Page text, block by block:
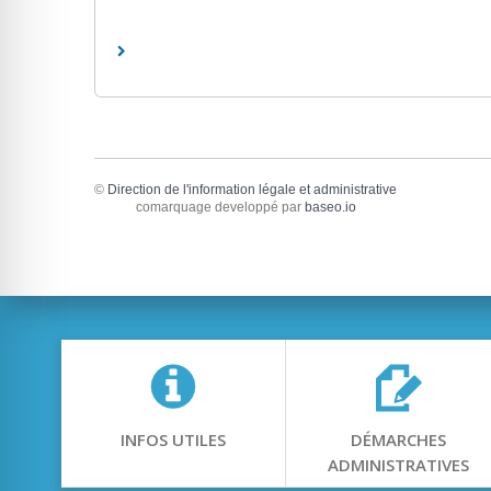
© Direction de l'information légale et administrative
comarquage developpé par baseo.io
INFOS UTILES
DÉMARCHES
ADMINISTRATIVES